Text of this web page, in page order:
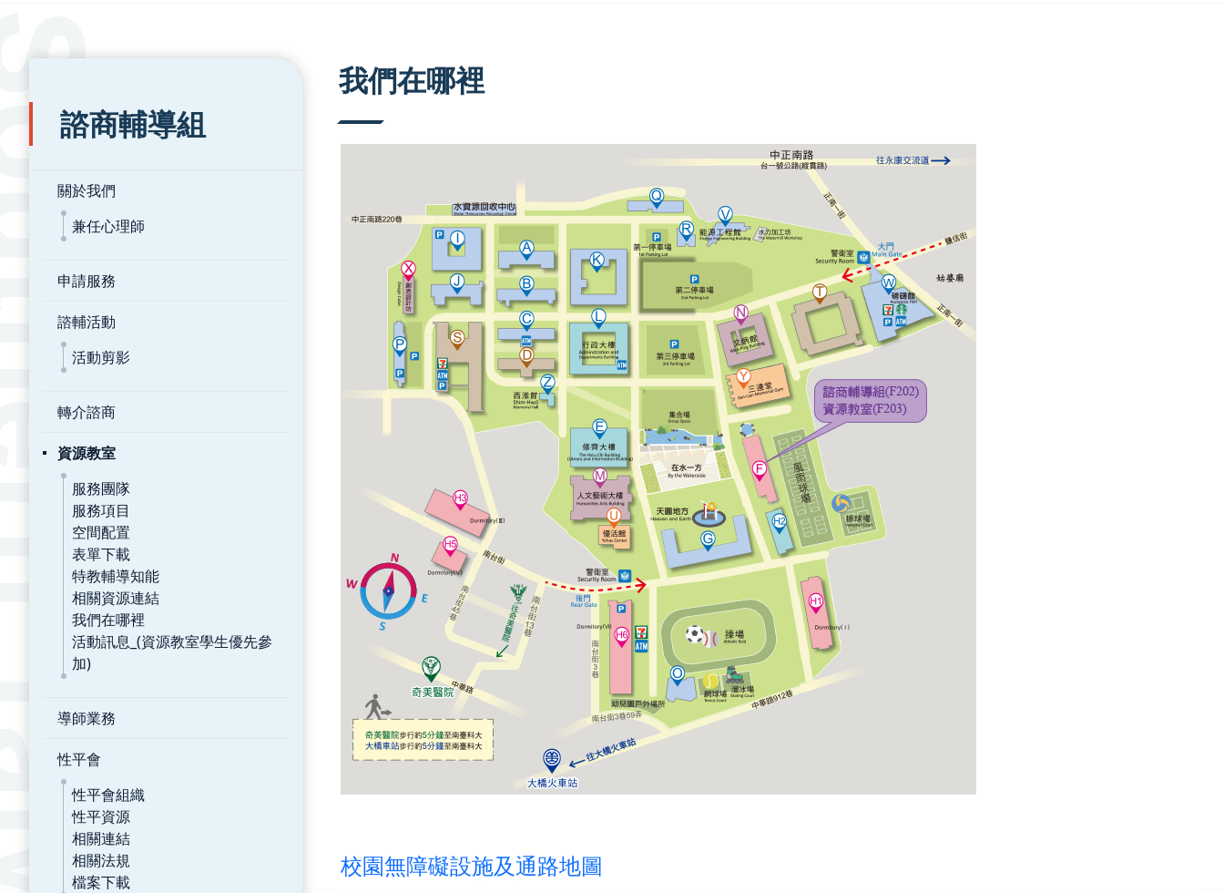
:::
諮商輔導組
關於我們
兼任心理師
申請服務
諮輔活動
活動剪影
轉介諮商
資源教室
服務團隊
服務項目
空間配置
表單下載
特教輔導知能
相關資源連結
我們在哪裡
活動訊息_(資源教室學生優先參
加)
導師業務
性平會
性平會組織
性平資源
相關連結
相關法規
檔案下載
我們在哪裡
校園無障礙設施及通路地圖